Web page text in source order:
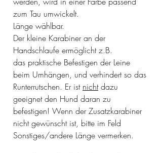
zum Tau umwickelt.
Länge wählbar.
Der kleine Karabiner an der
Handschlaufe ermöglicht z.B.
das praktische Befestigen der Leine
beim Umhängen, und verhindert so das
Runterrutschen. Er ist nichtdazu
geeignet den Hund daran zu
befestigen! Wenn der Zusatzkarabiner
nicht gewünscht ist, bitte im Feld
Sonstiges/andere Länge vermerken.